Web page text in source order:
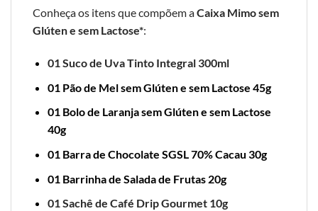
Conheça os itens que compõem aCaixa Mimo sem
Glúten e sem Lactose*:
01 Suco de Uva Tinto Integral 300ml
01 Pão de Mel sem Glúten e sem Lactose 45g
01 Bolo de Laranja sem Glúten e sem Lactose
40g
01 Barra de Chocolate SGSL 70% Cacau 30g
01 Barrinha de Salada de Frutas 20g
01 Sachê de Café Drip Gourmet 10g